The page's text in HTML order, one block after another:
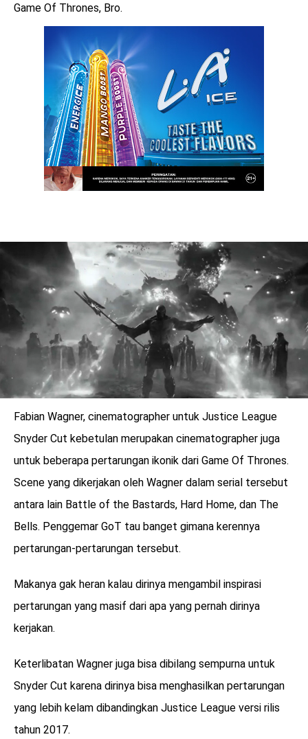
Game Of Thrones, Bro.
Fabian Wagner, cinematographer untuk Justice League
Snyder Cut kebetulan merupakan cinematographer juga
untuk beberapa pertarungan ikonik dari Game Of Thrones.
Scene yang dikerjakan oleh Wagner dalam serial tersebut
antara lain Battle of the Bastards, Hard Home, dan The
Bells. Penggemar GoT tau banget gimana kerennya
pertarungan-pertarungan tersebut.
Makanya gak heran kalau dirinya mengambil inspirasi
pertarungan yang masif dari apa yang pernah dirinya
kerjakan.
Keterlibatan Wagner juga bisa dibilang sempurna untuk
Snyder Cut karena dirinya bisa menghasilkan pertarungan
yang lebih kelam dibandingkan Justice League versi rilis
tahun 2017.